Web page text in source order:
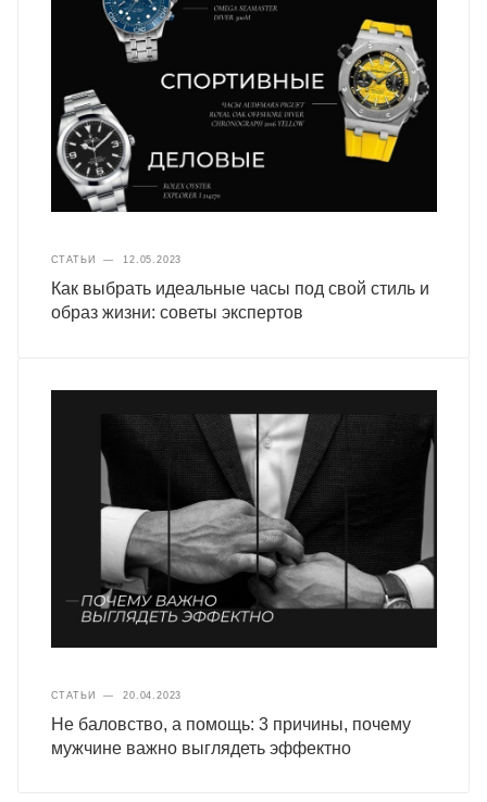
СТАТЬИ — 12.05.2023
Как выбрать идеальные часы под свой стиль и
образ жизни: советы экспертов
СТАТЬИ — 20.04.2023
Не баловство, а помощь: 3 причины, почему
мужчине важно выглядеть эффектно